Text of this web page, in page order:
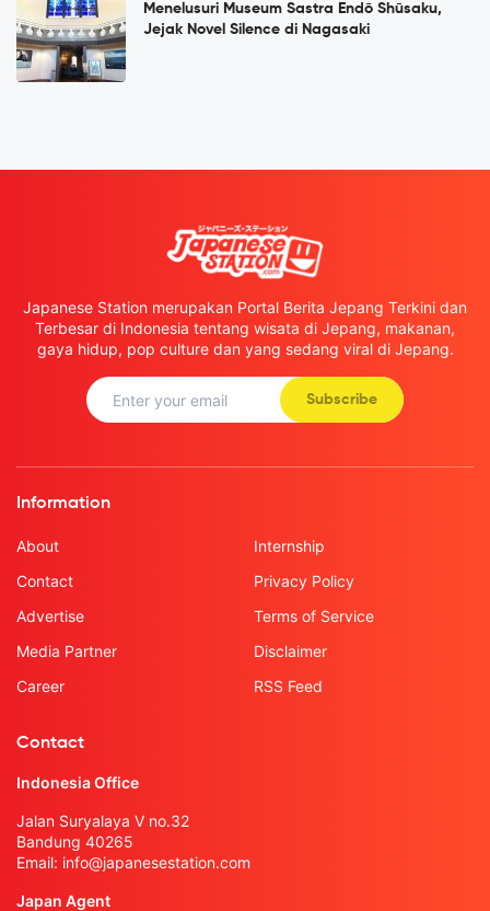
Menelusuri Museum Sastra Endō Shūsaku,
Jejak Novel Silence di Nagasaki
Japanese Station merupakan Portal Berita Jepang Terkini dan
Terbesar di Indonesia tentang wisata di Jepang, makanan,
gaya hidup, pop culture dan yang sedang viral di Jepang.
Subscribe
Information
About
Contact
Advertise
Media Partner
Career
Internship
Privacy Policy
Terms of Service
Disclaimer
RSS Feed
Contact
Indonesia Office
Jalan Suryalaya V no.32
Bandung 40265
Email: info@japanesestation.com
Japan Agent